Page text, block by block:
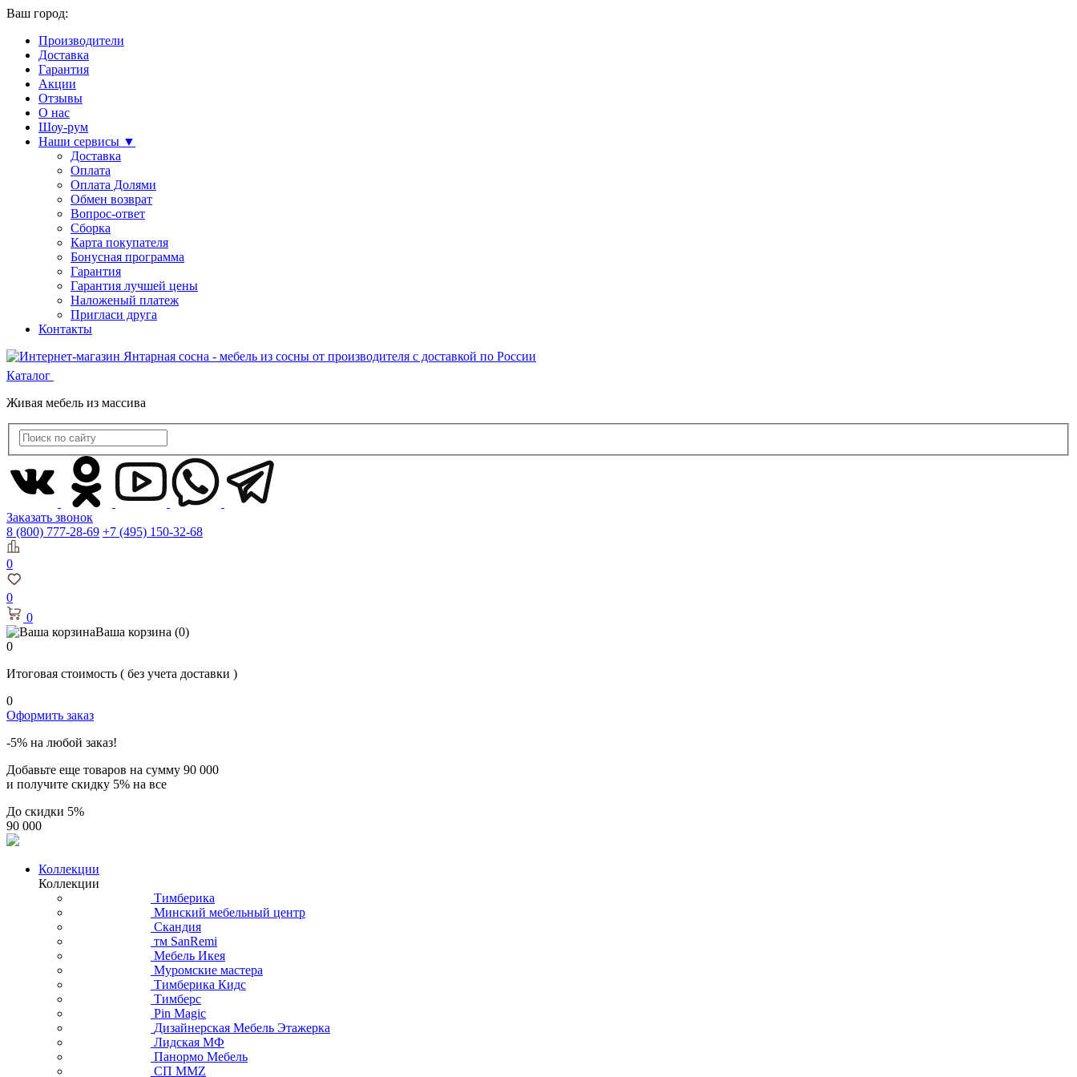
Ваш город:
Производители
Доставка
Гарантия
Акции
Отзывы
О нас
Шоу-рум
Наши сервисы ▼
Доставка
Оплата
Оплата Долями
Обмен возврат
Вопрос-ответ
Сборка
Карта покупателя
Бонусная программа
Гарантия
Гарантия лучшей цены
Наложеный платеж
Пригласи друга
Контакты
Каталог
Живая мебель из массива
Заказать звонок
8 (800) 777-28-69 +7 (495) 150-32-68
0
0
0
Ваша корзина (0)
0
Итоговая стоимость ( без учета доставки )
0
Оформить заказ
-5% на любой заказ!
Добавьте еще товаров на сумму 90 000
и получите скидку 5% на все
До скидки 5%
90 000
Коллекции
Коллекции
Тимберика
Минский мебельный центр
Скандия
тм SanRemi
Мебель Икея
Муромские мастера
Тимберика Кидс
Тимберс
Pin Magic
Дизайнерская Мебель Этажерка
Лидская МФ
Панормо Мебель
СП ММZ